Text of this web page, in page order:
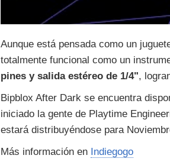
Aunque está pensada como un
totalmente funcional como un
pines y salida estéreo de 1/4",
Bipblox After Dark se encuentra
iniciado la gente de Playtime
estará distribuyéndose para
Más información en Indiegogo